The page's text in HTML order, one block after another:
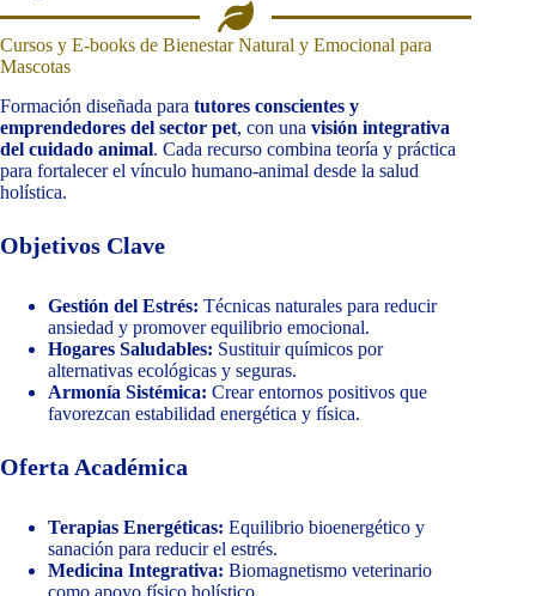
Cursos y E‑books de Bienestar Natural y Emocional para
Mascotas
Formación diseñada para tutores conscientes y
emprendedores del sector pet, con una visión integrativa
del cuidado animal. Cada recurso combina teoría y práctica
para fortalecer el vínculo humano‑animal desde la salud
holística.
Objetivos Clave
Gestión del Estrés: Técnicas naturales para reducir
ansiedad y promover equilibrio emocional.
Hogares Saludables: Sustituir químicos por
alternativas ecológicas y seguras.
Armonía Sistémica: Crear entornos positivos que
favorezcan estabilidad energética y física.
Oferta Académica
Terapias Energéticas: Equilibrio bioenergético y
sanación para reducir el estrés.
Medicina Integrativa: Biomagnetismo veterinario
como apoyo físico holístico.